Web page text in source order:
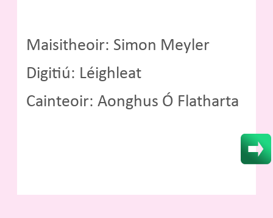
Maisitheoir: Simon Meyler
Digitiú: Léighleat
Cainteoir: Aonghus Ó Flatharta